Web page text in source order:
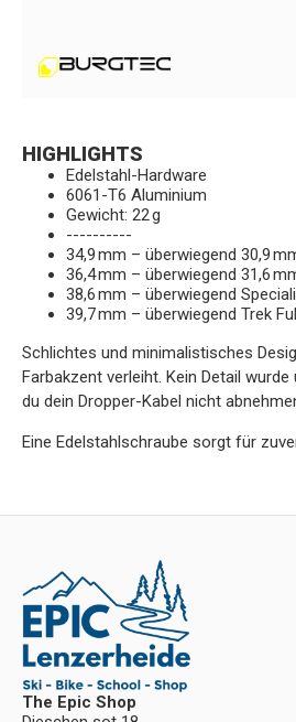
HIGHLIGHTS
Edelstahl-Hardware
6061-T6 Aluminium
Gewicht: 22 g
----------
34,9 mm – überwiegend 30,9
36,4 mm – überwiegend 31,6
38,6 mm – überwiegend
39,7 mm – überwiegend Trek
Schlichtes und minimalistisches
Farbakzent verleiht. Kein Detail
du dein Dropper-Kabel nicht
Eine Edelstahlschraube sorgt für
The Epic Shop